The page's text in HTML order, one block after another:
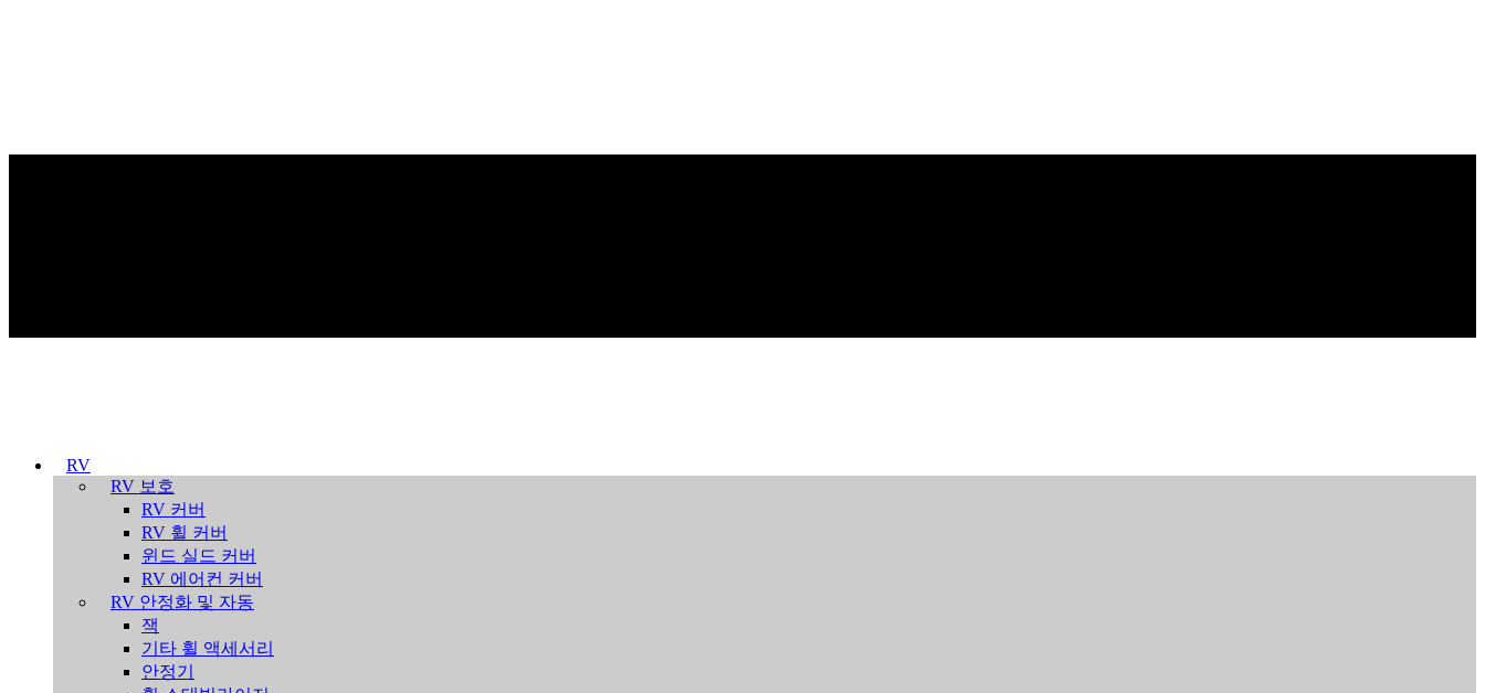
RV
RV 보호
RV 커버
RV 휠 커버
윈드 실드 커버
RV 에어컨 커버
RV 안정화 및 자동
잭
기타 휠 액세서리
안정기